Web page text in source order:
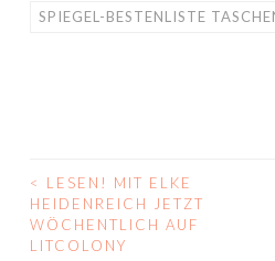
SPIEGEL-BESTENLISTE
BEITRAGS-
NAVIGATION
<
LESEN! MIT ELKE
HEIDENREICH JETZT
WÖCHENTLICH AUF
LITCOLONY